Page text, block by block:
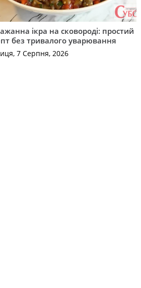
ікра на сковороді: простий
без тривалого уварювання
7 Серпня, 2026